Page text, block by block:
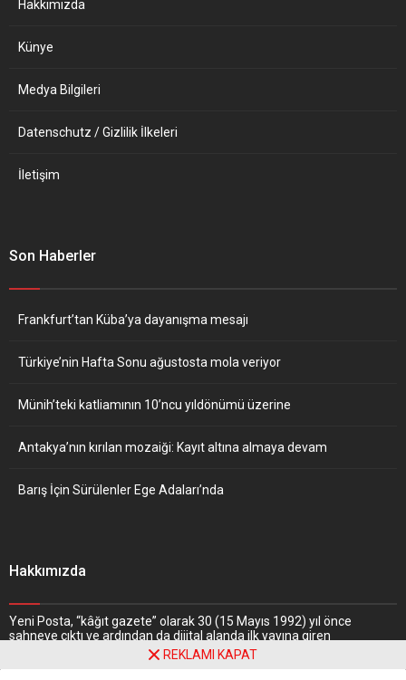
Hakkımızda
Künye
Medya Bilgileri
Datenschutz / Gizlilik İlkeleri
İletişim
Son Haberler
Frankfurt’tan Küba’ya dayanışma mesajı
Türkiye’nin Hafta Sonu ağustosta mola veriyor
Münih’teki katliamının 10’ncu yıldönümü üzerine
Antakya’nın kırılan mozaiği: Kayıt altına almaya devam
Barış İçin Sürülenler Ege Adaları’nda
Hakkımızda
Yeni Posta, “kâğıt gazete” olarak 30 (15 Mayıs 1992) yıl önce
sahneye çıktı ve ardından da dijital alanda ilk yayına giren
gazetelerden biri oldu. Nitekim, haber portalı “
adresiyle 1997 yılında web dünyasındaki yerini aldı.
REKLAMI KAPAT